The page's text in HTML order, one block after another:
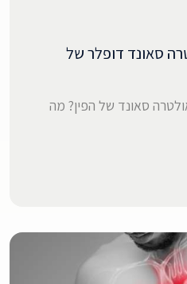
סאונד דופלר של
סאונד של הפין? מה